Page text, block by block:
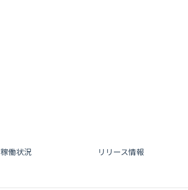
稼働状況 リリース情報